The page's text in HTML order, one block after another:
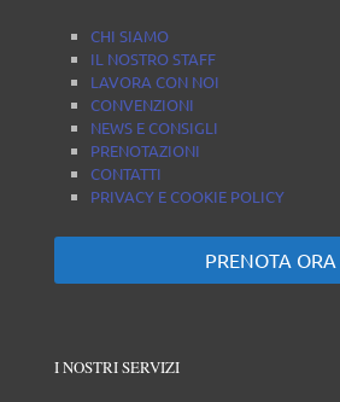
CHI SIAMO
IL NOSTRO STAFF
LAVORA CON NOI
CONVENZIONI
NEWS E CONSIGLI
PRENOTAZIONI
CONTATTI
PRIVACY E COOKIE POLICY
PRENOTA ORA
I NOSTRI SERVIZI